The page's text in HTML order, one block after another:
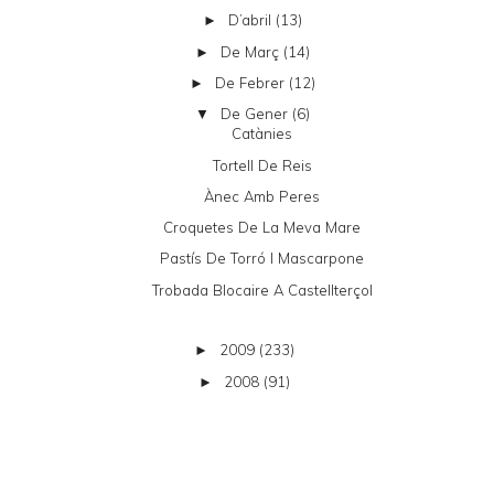
► D’abril (13)
► De Març (14)
► De Febrer (12)
▼ De Gener (6)
Catànies
Tortell De Reis
Ànec Amb Peres
Croquetes De La Meva Mare
Pastís De Torró I Mascarpone
Trobada Blocaire A Castellterçol
► 2009 (233)
► 2008 (91)